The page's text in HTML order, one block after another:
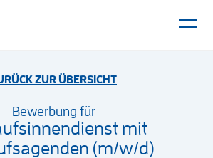
ZUR ÜBERSICHT
Bewerbung für
mit
(m/w/d)